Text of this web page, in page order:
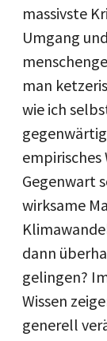
massivste
Umgang
man
wie ich
empirisches
Gegenwart
wirksame
dann
gelingen?
Wissen
generell